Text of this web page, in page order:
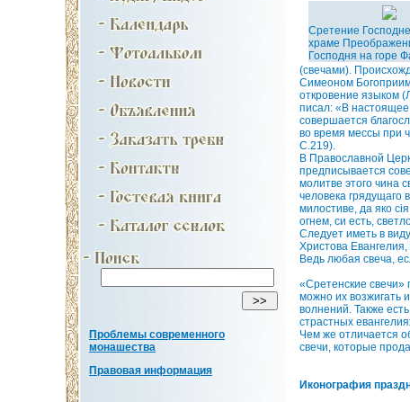
Проблемы современного
монашества
Правовая информация
Сретение
храме
Господня на горе
(свечами).
Симеоном
откровение языком
писал: «В настоящее
совершается
во время мессы при
С.219).
В Православной
предписывается
молитве этого чина
человека грядущаго
милостиве, да яко
огнем, си есть,
Следует иметь в
Христова Евангелия,
Ведь любая свеча,
«Сретенские свечи»
можно их возжигать
волнений. Также
страстных
Чем же отличается
свечи, которые
Иконография